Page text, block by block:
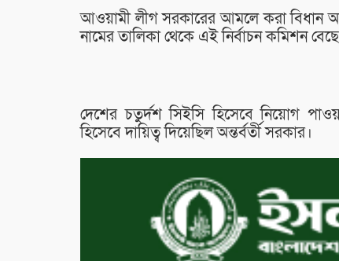
আওয়ামী লীগ সরকারের আমলে করা বিধান
নামের তালিকা থেকে এই নির্বাচন কমিশন বেছে
দেশের চতুর্দশ সিইসি হিসেবে নিয়োগ
হিসেবে দায়িত্ব দিয়েছিল অন্তর্বর্তী সরকার।